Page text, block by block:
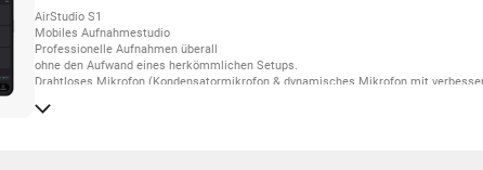
AirStudio S1
Mobiles Aufnahmestudio
Professionelle Aufnahmen überall
ohne den Aufwand eines herkömmlichen Setups.
Drahtloses Mikrofon (Kondensatormikrofon & dynamisches Mikrofon mit
Drahtloses Monitoring